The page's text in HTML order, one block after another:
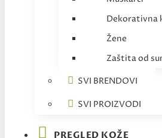
Dekorativna
Žene
Zaštita od
SVI BRENDOVI
SVI PROIZVODI
PREGLED KOŽE